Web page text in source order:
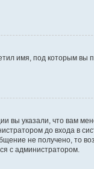
имя, под которым вы
вы указали, что вам
до входа в
не получено, то
с администратором.